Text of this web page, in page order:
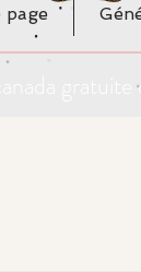
page
canada